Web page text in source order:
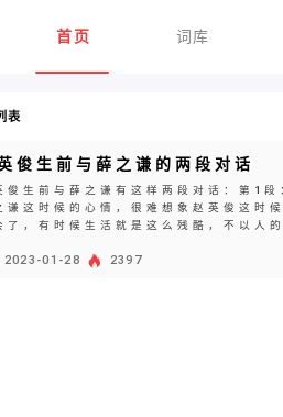
首页 词库
表
俊生前与薛之谦的两段对话
俊生前与薛之谦有这样两段对话：第1
谦这时候的心情，很难想象赵英俊这时
了，有时候生活就是这么残酷，不以人
2023-01-28 2397